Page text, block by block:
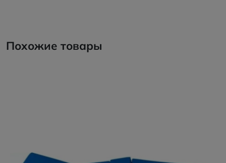
Похожие товары